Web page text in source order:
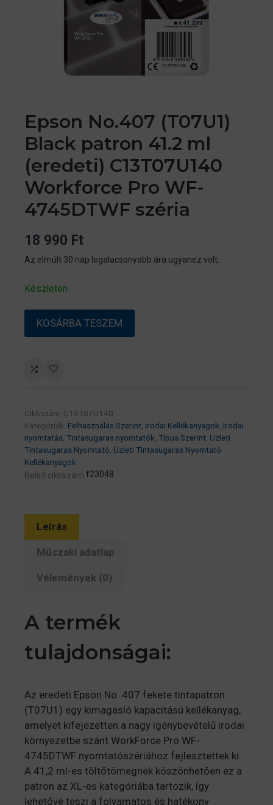
Epson No.407 (T07U1)
Black patron 41.2 ml
(eredeti) C13T07U140
Workforce Pro WF-
4745DTWF széria
18 990 Ft
Az elmúlt 30 nap legalacsonyabb ára ugyanez volt.
Készleten
Epson
ml
(eredeti)
C13T07U140
Workforce
Pro
széria
mennyiség
KOSÁRBA TESZEM
Cikkszám: C13T07U140
Kategóriák: Felhasználás Szerint Irodai Kellékanyagok Irodai
nyomtatás Tintasugaras nyomtatók Típus Szerint Üzleti
Tintasugaras Nyomtató Üzleti Tintasugaras Nyomtató
Kellékanyagok
Belső cikkszám:f23048
Leírás
Műszaki adatlap
Vélemények (0)
A termék
tulajdonságai:
Az eredeti Epson No. 407 fekete tintapatron
(T07U1) egy kimagasló kapacitású kellékanyag,
amelyet kifejezetten a nagy igénybevételű irodai
környezetbe szánt WorkForce Pro WF-
4745DTWF nyomtatószériához fejlesztettek ki.
A 41,2 ml-es töltőtömegnek köszönhetően ez a
patron az XL-es kategóriába tartozik, így
lehetővé teszi a folyamatos és hatékony